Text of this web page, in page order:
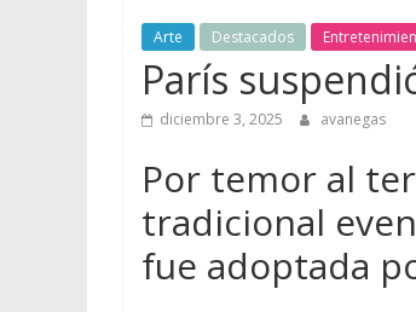
Arte Destacados
París
diciembre 3, 2025 avanegas
Por temor al
tradicional
fue adoptada